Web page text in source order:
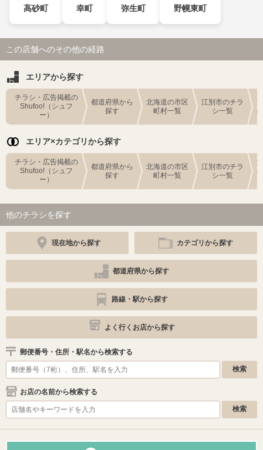
高砂町 幸町 弥生町 野幌東町
この店舗へのその他の経路
エリアから探す
チラシ・広告掲載の
Shufoo!（シュフ
ー）
都道府県から
探す
北海道の市区
町村一覧
江別市のチラ
シ一覧
エリア×カテゴリから探す
チラシ・広告掲載の
Shufoo!（シュフ
ー）
都道府県から
探す
北海道の市区
町村一覧
江別市のチラ
シ一覧
他のチラシを探す
現在地から探す カテゴリから探す
都道府県から探す
路線・駅から探す
よく行くお店から探す
郵便番号・住所・駅名から検索する
お店の名前から検索する